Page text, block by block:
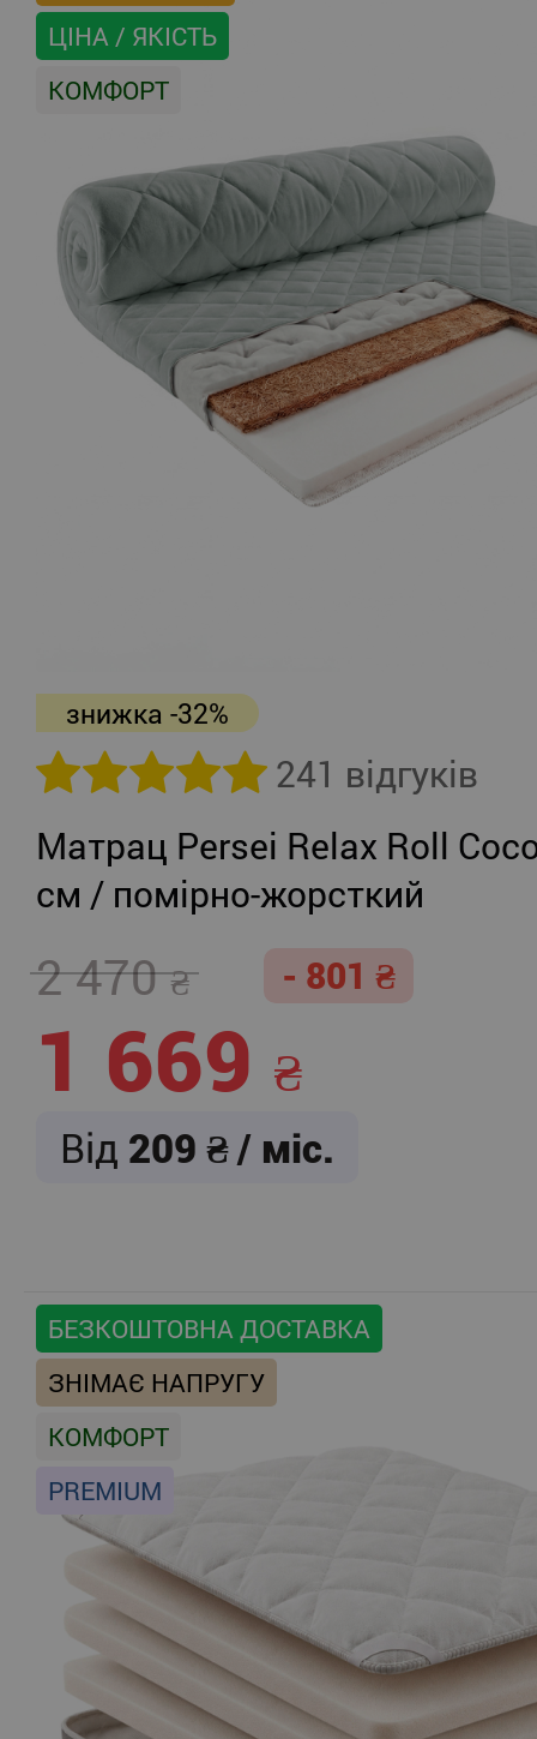
ЦІНА / ЯКІСТЬ
КОМФОРТ
знижка -32%
241 відгуків
Матрац Persei Relax Roll
см / помірно-жорсткий
2 470 - 801
1 669
Від 209 / міс.
БЕЗКОШТОВНА ДОСТАВКА
ЗНІМАЄ НАПРУГУ
КОМФОРТ
PREMIUM